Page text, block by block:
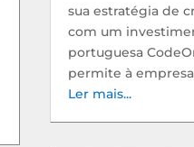
sua estratégia de
com um
portuguesa
permite à
Ler mais...